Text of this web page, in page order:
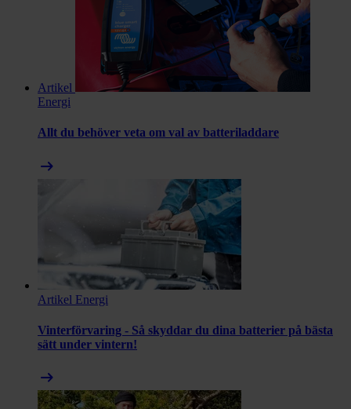
Artikel
Energi
Allt du behöver veta om val av batteriladdare
arrow_right_alt
Artikel Energi
Vinterförvaring - Så skyddar du dina batterier på bästa
sätt under vintern!
arrow_right_alt